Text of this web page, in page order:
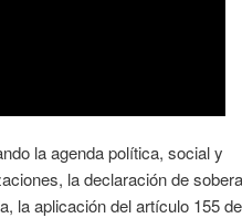
la agenda política, social y
la declaración de
la aplicación del artículo 155